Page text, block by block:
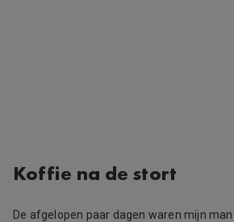
Koffie na de stort
De afgelopen paar dagen waren mijn